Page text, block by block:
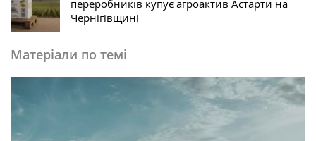
переробників купує агроактив Астарти на
Чернігівщині
Матеріали по темі